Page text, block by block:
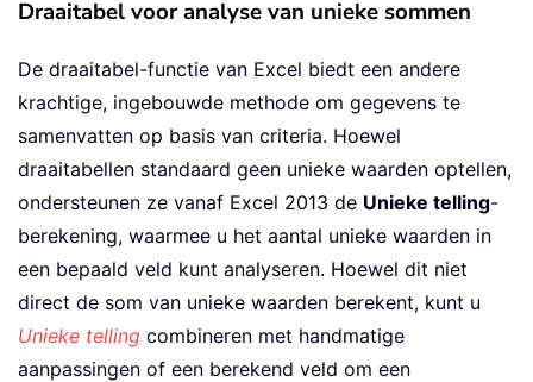
Draaitabel voor analyse van unieke sommen
De draaitabel-functie van Excel biedt een andere
krachtige, ingebouwde methode om gegevens te
samenvatten op basis van criteria. Hoewel
draaitabellen standaard geen unieke waarden optellen,
ondersteunen ze vanaf Excel 2013 de Unieke telling-
berekening, waarmee u het aantal unieke waarden in
een bepaald veld kunt analyseren. Hoewel dit niet
direct de som van unieke waarden berekent, kunt u
Unieke telling combineren met handmatige
aanpassingen of een berekend veld om een